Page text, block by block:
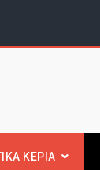
ΚΕΡΙΑ